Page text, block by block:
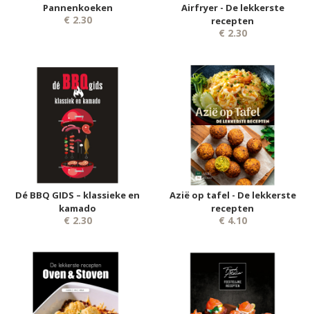
Pannenkoeken
€ 2.30
Airfryer - De lekkerste
recepten
€ 2.30
Dé BBQ GIDS – klassieke en
kamado
€ 2.30
Azië op tafel - De lekkerste
recepten
€ 4.10